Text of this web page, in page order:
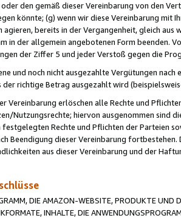
den gemäß dieser Vereinbarung von den
könnte; (g) wenn wir diese Vereinbarung mit
agieren, bereits in der Vergangenheit, gleich
in der allgemein angebotenen Form beenden.
der Ziffer 5 und jeder Verstoß gegen die
und noch nicht ausgezahlte Vergütungen
der richtige Betrag ausgezahlt wird
Vereinbarung erlöschen alle Rechte und
Nutzungsrechte; hiervon ausgenommen sind
Rechte und Pflichten der Parteien
Beendigung dieser Vereinbarung
aus dieser Vereinbarung und der
DIE AMAZON-WEBSITE, PRODUKTE UND
INHALTE, DIE